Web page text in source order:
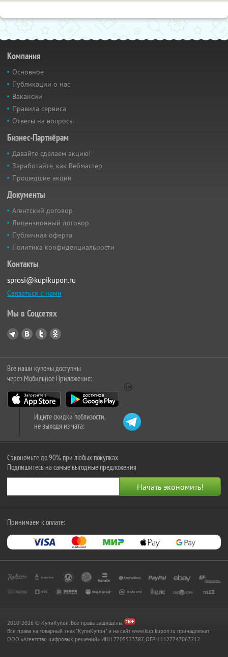
Компания
Основное
Публикации о нас
Вакансии
Правила сервиса
Ответы на вопросы
Бизнес-Партнёрам
Давайте сделаем акцию!
Заработайте, как Вебмастер
Прошедшие акции
Документы
Агентский договор
Лицензионный договор
Публичная оферта
Политика конфиденциальности
Контакты
sprosi@kupikupon.ru
Связаться с нами
Мы в Соцсетях
Все наши купоны доступны
через Мобильное Приложение:
Ищите скидки поблизости,
не выходя из чата:
Сэкономьте до 90% при любых покупках
Подпишитесь на самые выгодные предложения
Принимаем к оплате:
2010-2026 © КупиКупон. Все права защищены.
Все права на товарный знак "КупиКупон" и на сайт www.kupikupon.ru принадлежат
OOO «Агентство цифровых решений» ИНН 7705523387, ОГРН 1127747063212